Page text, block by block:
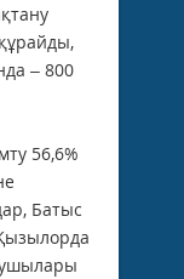
– 800
56,6%
Батыс